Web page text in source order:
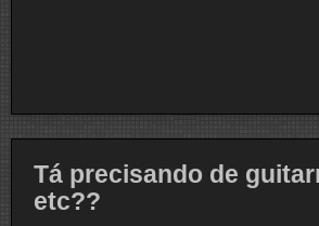
Tá precisando de
etc??